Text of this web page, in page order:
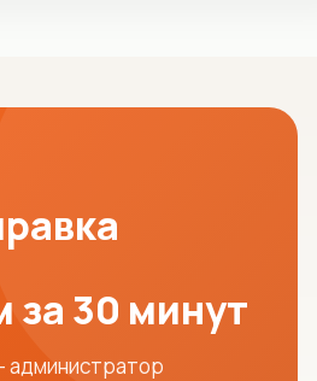
30 минут
администратор